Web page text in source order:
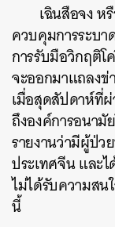
เฉินสือจง ห
ควบคุมการระบ
การรับมือวิกฤติโ
จะออกมาแถลง
เมื่อสุดสัปดาห์ที่ผ่
ถึงองค์การอนามั
รายงานว่ามีผู้ป่
ประเทศจีน และ
ไม่ได้รับความส
นี้